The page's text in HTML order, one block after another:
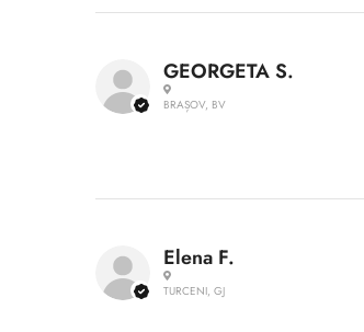
GEORGETA S.
BRAȘOV, BV
Elena F.
TURCENI, GJ